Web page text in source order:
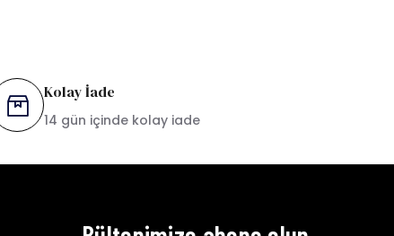
Kolay İade
14 gün içinde kolay iade